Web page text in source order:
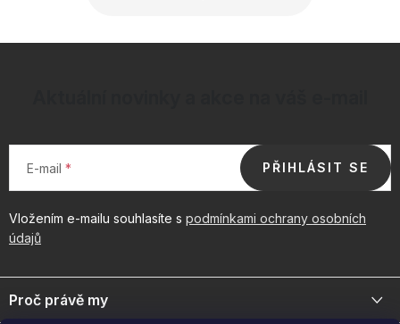
E-mail
Vložením e-mailu souhlasíte s podmínkami ochrany osobních
údajů
PŘIHLÁSIT SE
á
pProč právě my